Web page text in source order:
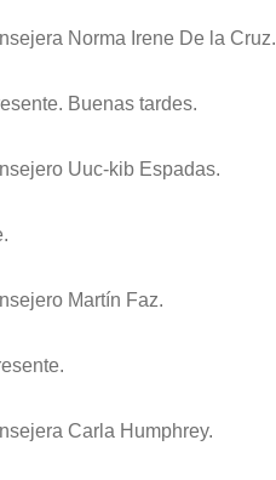
Norma Irene De la Cruz.
Buenas tardes.
Uuc-kib Espadas.
Martín Faz.
Carla Humphrey.